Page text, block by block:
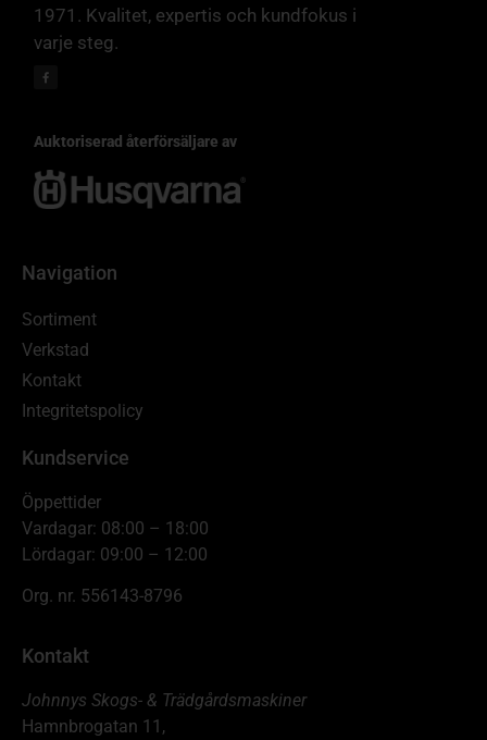
1971. Kvalitet, expertis och kundfokus i
varje steg.
Auktoriserad återförsäljare av
Navigation
Sortiment
Verkstad
Kontakt
Integritetspolicy
Kundservice
Öppettider
Vardagar: 08:00 – 18:00
Lördagar: 09:00 – 12:00
Org. nr. 556143-8796
Kontakt
Johnnys Skogs- & Trädgårdsmaskiner
Hamnbrogatan 11,